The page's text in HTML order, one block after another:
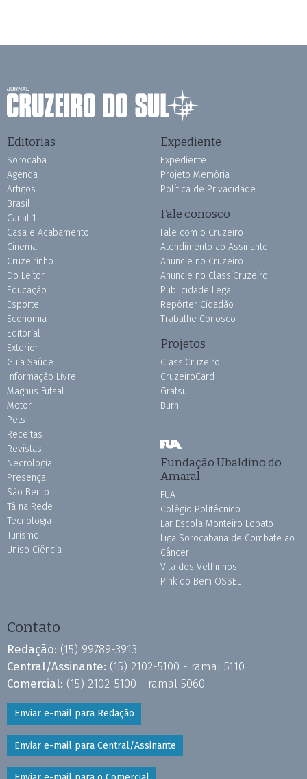
Editorias
Sorocaba
Agenda
Artigos
Brasil
Canal 1
Casa e Acabamento
Cinema
Cruzeirinho
Do Leitor
Educação
Esporte
Economia
Editorial
Exterior
Guia Saúde
Informação Livre
Magnus Futsal
Motor
Pets
Receitas
Revistas
Necrologia
Presença
São Bento
Tá na Rede
Tecnologia
Turismo
Uniso Ciência
Expediente
Expediente
Projeto Memória
Política de Privacidade
Fale conosco
Fale com o Cruzeiro
Atendimento ao Assinante
Anuncie no Cruzeiro
Anuncie no ClassiCruzeiro
Publicidade Legal
Repórter Cidadão
Trabalhe Conosco
Projetos
ClassiCruzeiro
CruzeiroCard
Grafsul
Burh
Fundação Ubaldino do
Amaral
FUA
Colégio Politécnico
Lar Escola Monteiro Lobato
Liga Sorocabana de Combate ao
Câncer
Vila dos Velhinhos
Pink do Bem OSSEL
Contato
Redação: (15) 99789-3913
Central/Assinante: (15) 2102-5100 - ramal 5110
Comercial: (15) 2102-5100 - ramal 5060
Enviar e-mail para Redação
Enviar e-mail para Central/Assinante